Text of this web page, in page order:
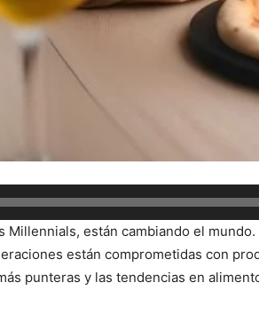
Millennials, están cambiando el
están comprometidas con
punteras y las tendencias en